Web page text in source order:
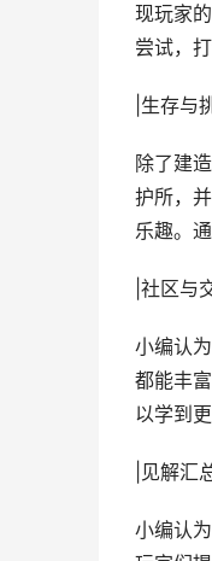
现玩家
尝试，
|生存与
除了建
护所，
乐趣。
|社区与
小编认
都能丰
以学到
|见解汇
小编认